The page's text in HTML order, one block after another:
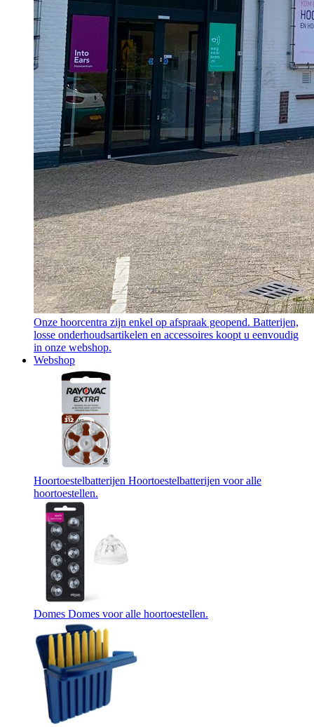
Onze hoorcentra zijn enkel op afspraak geopend. Batterijen,
losse onderhoudsartikelen en accessoires koopt u eenvoudig
in onze webshop.
Webshop
Hoortoestelbatterijen Hoortoestelbatterijen voor alle
hoortoestellen.
Domes Domes voor alle hoortoestellen.